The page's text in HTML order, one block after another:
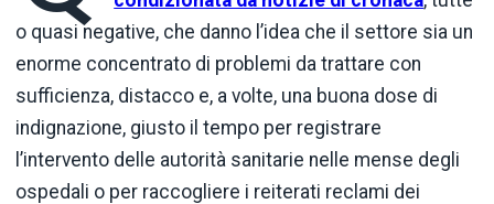
o quasi negative, che danno l’idea che il settore sia un
enorme concentrato di problemi da trattare con
sufficienza, distacco e, a volte, una buona dose di
indignazione, giusto il tempo per registrare
l’intervento delle autorità sanitarie nelle mense degli
ospedali o per raccogliere i reiterati reclami dei